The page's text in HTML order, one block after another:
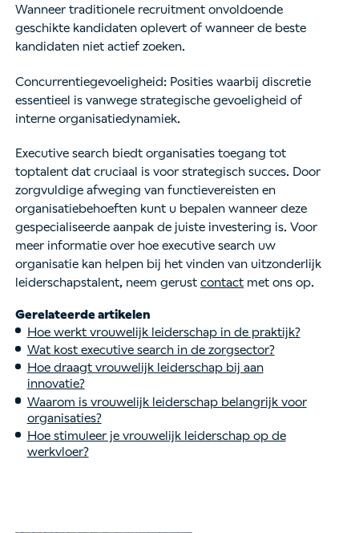
Wanneer traditionele recruitment onvoldoende
geschikte kandidaten oplevert of wanneer de beste
kandidaten niet actief zoeken.
Concurrentiegevoeligheid: Posities waarbij discretie
essentieel is vanwege strategische gevoeligheid of
interne organisatiedynamiek.
Executive search biedt organisaties toegang tot
toptalent dat cruciaal is voor strategisch succes. Door
zorgvuldige afweging van functievereisten en
organisatiebehoeften kunt u bepalen wanneer deze
gespecialiseerde aanpak de juiste investering is. Voor
meer informatie over hoe executive search uw
organisatie kan helpen bij het vinden van uitzonderlijk
leiderschapstalent, neem gerustcontact met ons op.
Gerelateerde artikelen
Hoe werkt vrouwelijk leiderschap in de praktijk?
Wat kost executive search in de zorgsector?
Hoe draagt vrouwelijk leiderschap bij aan
innovatie?
Waarom is vrouwelijk leiderschap belangrijk voor
organisaties?
Hoe stimuleer je vrouwelijk leiderschap op de
werkvloer?